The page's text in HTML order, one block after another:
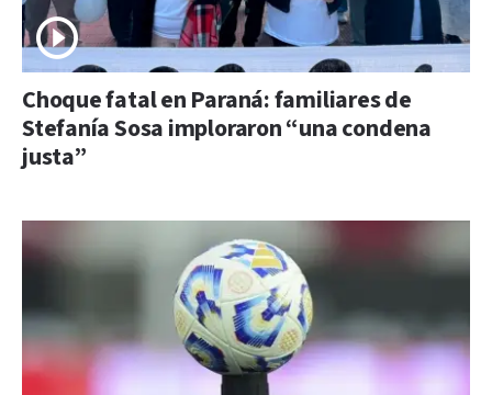
Choque fatal en Paraná: familiares de
Stefanía Sosa imploraron “una condena
justa”